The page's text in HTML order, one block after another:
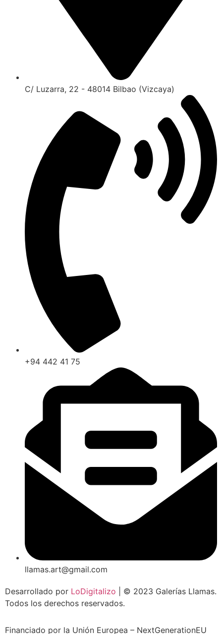
C/ Luzarra, 22 - 48014 Bilbao (Vizcaya)
+94 442 41 75
llamas.art@gmail.com
Desarrollado por LoDigitalizo | © 2023 Galerías Llamas.
Todos los derechos reservados.
Financiado por la Unión Europea – NextGenerationEU